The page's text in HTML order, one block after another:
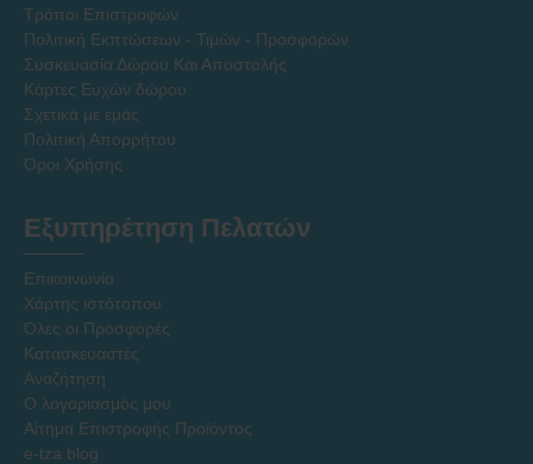
Τρόποι Επιστροφών
Πολιτική Εκπτώσεων - Τιμών - Προσφορών
Συσκευασία Δώρου Και Αποστολής
Κάρτες Ευχών δώρου
Σχετικά με εμάς
Πολιτική Απορρήτου
Όροι Χρήσης
Εξυπηρέτηση Πελατών
Επικοινωνία
Χάρτης ιστότοπου
Όλες οι Προσφορές
Κατασκευαστές
Αναζήτηση
Ο λογαριασμός μου
Αίτημα Επιστροφής Προϊόντος
e-tza blog